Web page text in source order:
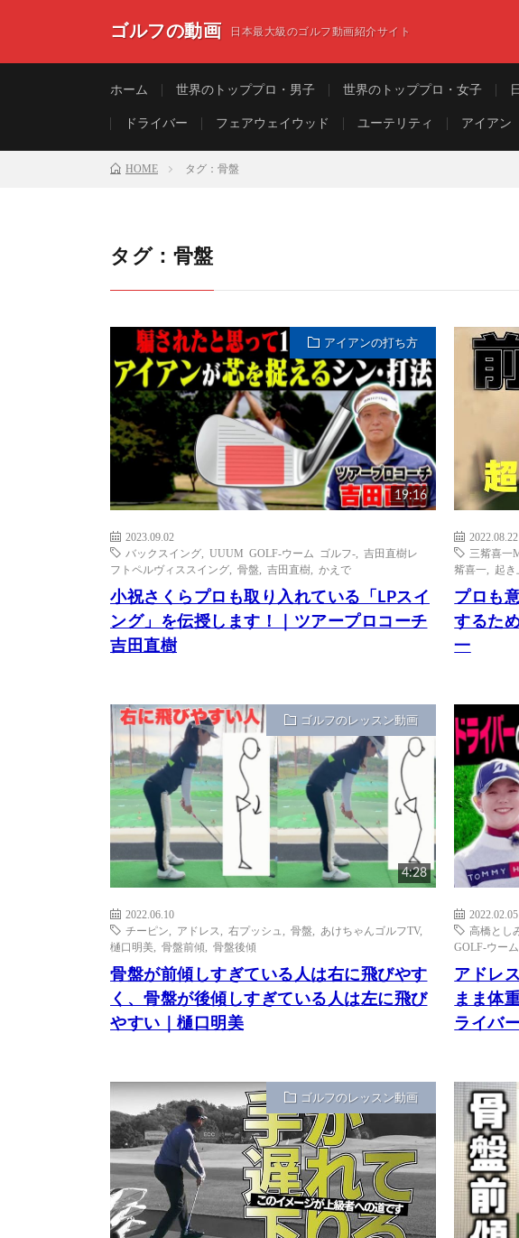
ゴルフの動画 日本最大級のゴルフ動画紹介サイト
ホーム 世界のトッププロ・男子 世界のトッププロ・女子
ドライバー フェアウェイウッド ユーテリティ アイアン
HOME タグ：骨盤
タグ：骨盤
アイアンの打ち方
19:16
2023.09.02
バックスイング
UUUM GOLF-ウーム ゴルフ-
吉田直樹レ
フトペルヴィススイング
骨盤 吉田直樹 かえで
小祝さくらプロも取り入れている「LPスイ
ング」を伝授します！｜ツアープロコーチ
吉田直樹
2022.08.22
三觜喜一
觜喜一
起き
プロも
するた
一
ゴルフのレッスン動画
4:28
2022.06.10
チーピン
アドレス 右プッシュ 骨盤 あけちゃんゴルフTV,
樋口明美
骨盤前傾 骨盤後傾
骨盤が前傾しすぎている人は右に飛びやす
く、骨盤が後傾しすぎている人は左に飛び
やすい｜樋口明美
2022.02.05
高橋とし
GOLF-ウー
アドレ
まま体
ライバ
ゴルフのレッスン動画